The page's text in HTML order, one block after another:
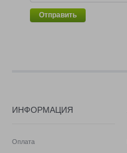
Отправить
ИНФОРМАЦИЯ
Оплата